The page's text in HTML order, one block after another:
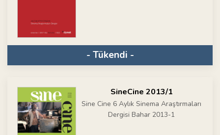
- Tükendi -
SineCine 2013/1
Sine Cine 6 Aylık Sinema Araştırmaları
Dergisi Bahar 2013-1